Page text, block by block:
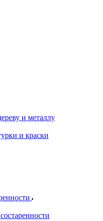
и металлу
и краски